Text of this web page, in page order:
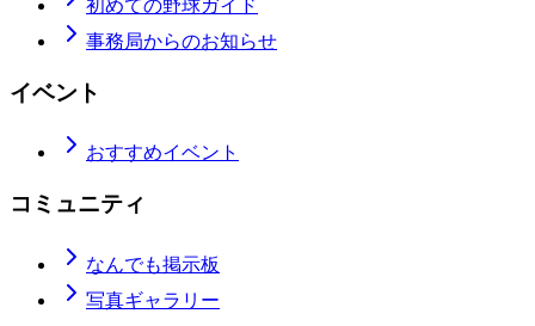
初めての野球ガイド
事務局からのお知らせ
イベント
おすすめイベント
コミュニティ
なんでも掲示板
写真ギャラリー